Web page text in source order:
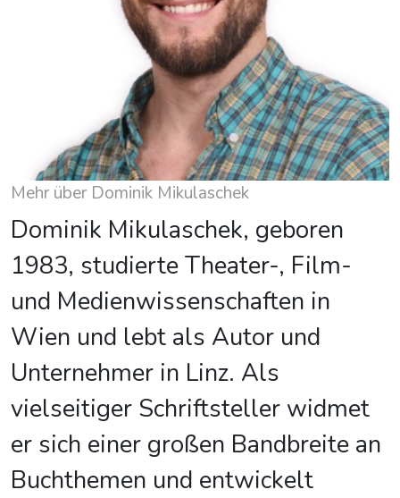
Mehr über Dominik Mikulaschek
Dominik Mikulaschek, geboren
1983, studierte Theater-, Film-
und Medienwissenschaften in
Wien und lebt als Autor und
Unternehmer in Linz. Als
vielseitiger Schriftsteller widmet
er sich einer großen Bandbreite an
Buchthemen und entwickelt